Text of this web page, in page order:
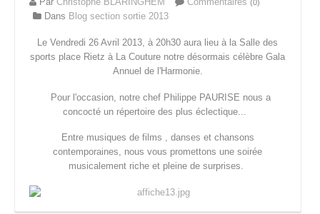
(0)
Dans Blog section sortie 2013
Le Vendredi 26 Avril 2013, à 20h30 aura lieu à la Salle des
sports place Rietz à La Couture notre désormais célèbre Gala
Annuel de l'Harmonie.
Pour l'occasion, notre chef Philippe PAURISE nous a
concocté un répertoire des plus éclectique...
Entre musiques de films , danses et chansons
contemporaines, nous vous promettons une soirée
musicalement riche et pleine de surprises.